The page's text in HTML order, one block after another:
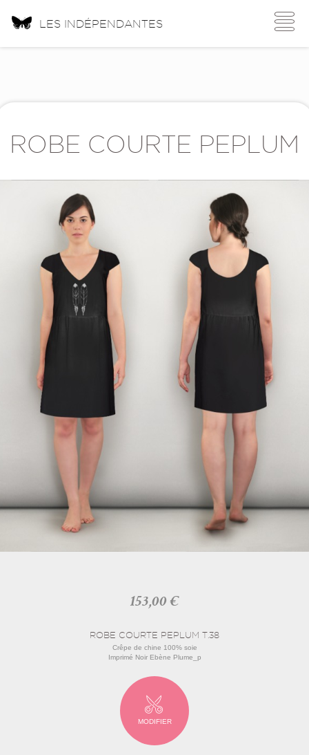
Toggle
LES INDÉPENDANTES
ROBE COURTE PEPLUM
153,00 €
ROBE COURTE PEPLUM T.38
Crêpe de chine 100% soie
Imprimé Noir Ebène Plume_p
MODIFIER